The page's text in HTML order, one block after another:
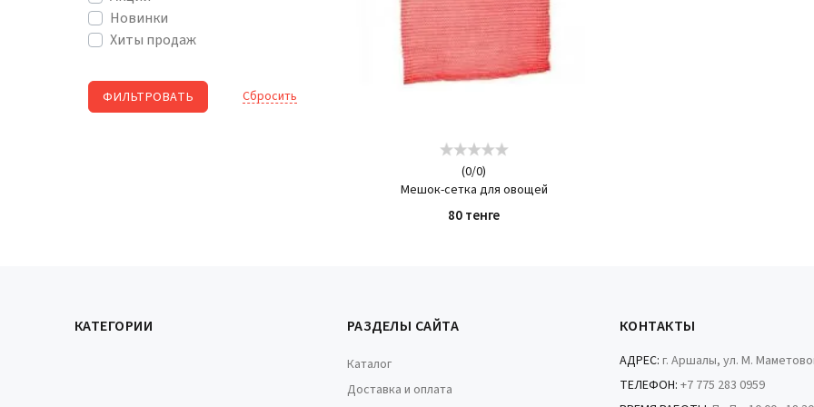
Новинки
Хиты продаж
Cбросить
(0/0)
Мешок-сетка для овощей
80 тенге
КАТЕГОРИИ РАЗДЕЛЫ САЙТА
Каталог
Доставка и оплата
КОНТАКТЫ
АДРЕС: г. Аршалы, ул. М.
ТЕЛЕФОН: +7 775 283 0959